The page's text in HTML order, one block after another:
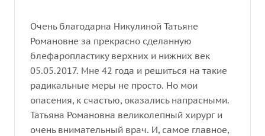
Очень благодарна Никулиной Татьяне
Романовне за прекрасно сделанную
блефаропластику верхних и нижних век
05.05.2017. Мне 42 года и решиться на такие
радикальные меры не просто. Но мои
опасения, к счастью, оказались напрасными.
Татьяна Романовна великолепный хирург и
очень внимательный врач. И, самое главное,